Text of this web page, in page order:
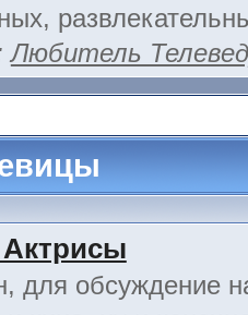
Любитель
Актрисы
для обсуждение